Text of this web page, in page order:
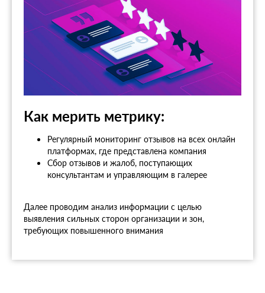
Как мерить метрику:
Регулярный мониторинг отзывов на всех онлайн
платформах, где представлена компания
Сбор отзывов и жалоб, поступающих
консультантам и управляющим в галерее
Далее проводим анализ информации с целью
выявления сильных сторон организации и зон,
требующих повышенного внимания